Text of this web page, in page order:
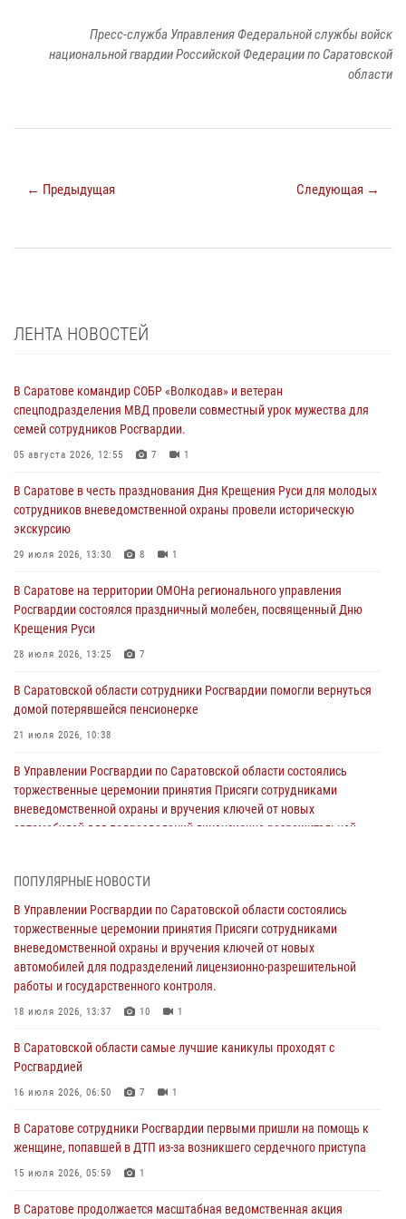
Пресс-служба Управления Федеральной службы войск
национальной гвардии Российской Федерации по Саратовской
области
← Предыдущая Следующая →
ЛЕНТА НОВОСТЕЙ
В Саратове командир СОБР «Волкодав» и ветеран
спецподразделения МВД провели совместный урок мужества для
семей сотрудников Росгвардии.
05 августа 2026, 12:55 7 1
В Саратове в честь празднования Дня Крещения Руси для молодых
сотрудников вневедомственной охраны провели историческую
экскурсию
29 июля 2026, 13:30 8 1
В Саратове на территории ОМОНа регионального управления
Росгвардии состоялся праздничный молебен, посвященный Дню
Крещения Руси
28 июля 2026, 13:25 7
В Саратовской области сотрудники Росгвардии помогли вернуться
домой потерявшейся пенсионерке
21 июля 2026, 10:38
В Управлении Росгвардии по Саратовской области состоялись
торжественные церемонии принятия Присяги сотрудниками
вневедомственной охраны и вручения ключей от новых
автомобилей для подразделений лицензионно-разрешительной
В Саратовской области самые лучшие каникулы проходят с
Росгвардией
16 июля 2026, 06:50 7 1
В Саратове сотрудники Росгвардии первыми пришли на помощь к
женщине, попавшей в ДТП из-за возникшего сердечного приступа
В Саратове продолжается масштабная ведомственная акция
"Каникулы с Росгвардией"
В Саратовской области при содействии спецназа Росгвардии
задержан подозреваемый в незаконном обороте наркотиков
ПОПУЛЯРНЫЕ НОВОСТИ
В Управлении Росгвардии по Саратовской области состоялись
торжественные церемонии принятия Присяги сотрудниками
вневедомственной охраны и вручения ключей от новых
автомобилей для подразделений лицензионно-разрешительной
работы и государственного контроля.
18 июля 2026, 13:37 10 1
В Саратовской области самые лучшие каникулы проходят с
Росгвардией
16 июля 2026, 06:50 7 1
В Саратове сотрудники Росгвардии первыми пришли на помощь к
женщине, попавшей в ДТП из-за возникшего сердечного приступа
15 июля 2026, 05:59 1
В Саратове продолжается масштабная ведомственная акция